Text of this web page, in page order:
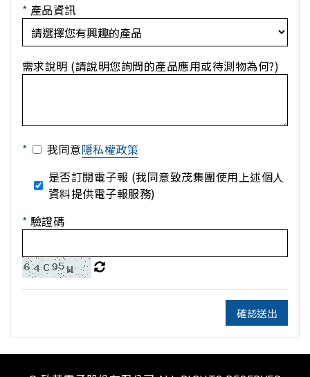
* 產品資訊
需求說明 (請說明您詢問的產品應用或待測物為何?)
* 我同意隱私權政策
是否訂閱電子報 (我同意致茂集團使用上述個人
資料提供電子報服務)
* 驗證碼
確認送出